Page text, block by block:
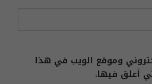
وموقع الويب في هذا
أعلق فيها.